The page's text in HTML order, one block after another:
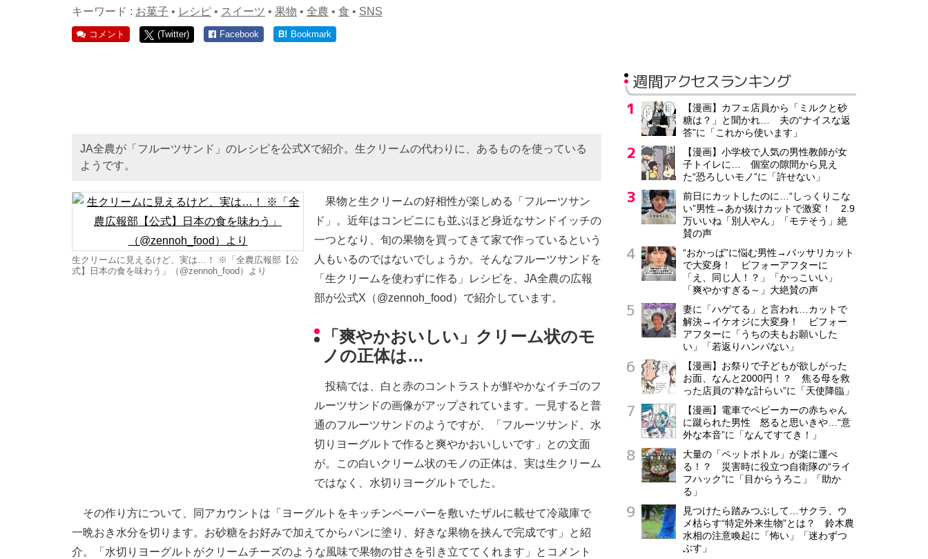
キーワード : お菓子 • レシピ • スイーツ • 果物 • 全農 • 食 • SNS
コメント (Twitter) Facebook B! Bookmark
JA全農が「フルーツサンド」のレシピを公式Xで紹介。生クリームの代わりに、あるものを使っている
ようです。
生クリームに見えるけど、実は…！ ※「全農広報部【公
式】日本の食を味わう」（@zennoh_food）より
果物と生クリームの好相性が楽しめる「フルーツサン
ド」。近年はコンビニにも並ぶほど身近なサンドイッチの
一つとなり、旬の果物を買ってきて家で作っているという
人もいるのではないでしょうか。そんなフルーツサンドを
「生クリームを使わずに作る」レシピを、JA全農の広報
部が公式X（@zennoh_food）で紹介しています。
「爽やかおいしい」クリーム状のモ
ノの正体は…
投稿では、白と赤のコントラストが鮮やかなイチゴのフ
ルーツサンドの画像がアップされています。一見すると普
通のフルーツサンドのようですが、「フルーツサンド、水
切りヨーグルトで作ると爽やかおいしいです」との文面
が。この白いクリーム状のモノの正体は、実は生クリーム
ではなく、水切りヨーグルトでした。
その作り方について、同アカウントは「ヨーグルトをキッチンペーパーを敷いたザルに載せて冷蔵庫で
一晩おき水分を切ります。お砂糖をお好みで加えてからパンに塗り、好きな果物を挟んで完成です」と紹
介。「水切りヨーグルトがクリームチーズのような風味で果物の甘さを引き立ててくれます」とコメント
週間アクセスランキング
【漫画】カフェ店員から「ミルクと砂
糖は？」と聞かれ… 夫の“ナイスな返
答”に「これから使います」
【漫画】小学校で人気の男性教師が女
子トイレに… 個室の隙間から見え
た“恐ろしいモノ”に「許せない」
前日にカットしたのに…“しっくりこな
い”男性→あか抜けカットで激変！ 2.9
万いいね「別人やん」「モテそう」絶
賛の声
“おかっぱ”に悩む男性→バッサリカット
で大変身！ ビフォーアフターに
「え、同じ人！？」「かっこいい」
「爽やかすぎる～」大絶賛の声
妻に「ハゲてる」と言われ…カットで
解決→イケオジに大変身！ ビフォー
アフターに「うちの夫もお願いした
い」「若返りハンパない」
【漫画】お祭りで子どもが欲しがった
お面、なんと2000円！？ 焦る母を救
った店員の“粋な計らい”に「天使降臨」
【漫画】電車でベビーカーの赤ちゃん
に蹴られた男性 怒ると思いきや…“意
外な本音”に「なんてすてき！」
大量の「ペットボトル」が楽に運べ
る！？ 災害時に役立つ自衛隊の“ライ
フハック”に「目からうろこ」「助か
る」
見つけたら踏みつぶして…サクラ、ウ
メ枯らす“特定外来生物”とは？ 鈴木農
水相の注意喚起に「怖い」「迷わずつ
ぶす」